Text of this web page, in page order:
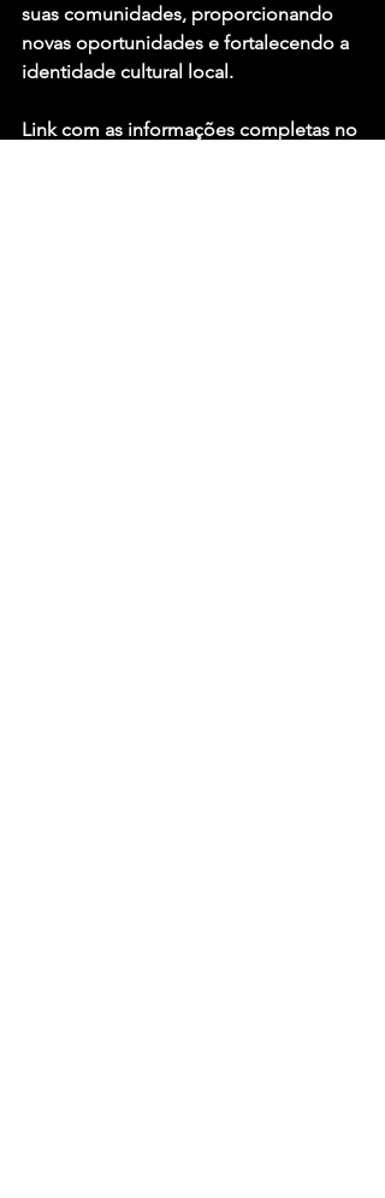
suas comunidades, proporcionando
novas oportunidades e fortalecendo a
identidade cultural local.
Link com as informações completas no